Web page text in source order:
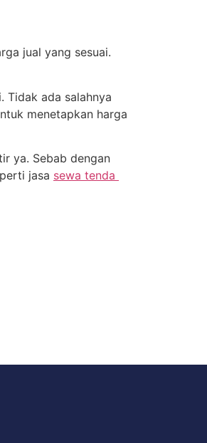
jual yang sesuai.
Tidak ada salahnya
menetapkan harga
ya. Sebab dengan
jasa sewa tenda